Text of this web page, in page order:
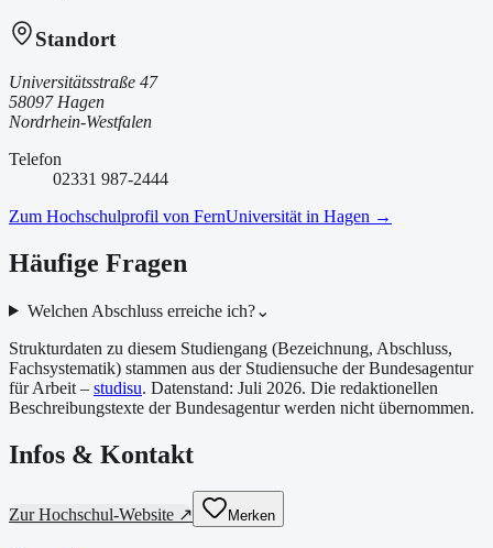
Standort
Universitätsstraße 47
58097 Hagen
Nordrhein-Westfalen
Telefon
02331 987-2444
Zum Hochschulprofil von FernUniversität in Hagen →
Häufige Fragen
Welchen Abschluss erreiche ich?⌄
Strukturdaten zu diesem Studiengang (Bezeichnung, Abschluss,
Fachsystematik) stammen aus der Studiensuche der Bundesagentur
für Arbeit – studisu. Datenstand: Juli 2026. Die redaktionellen
Beschreibungstexte der Bundesagentur werden nicht übernommen.
Infos & Kontakt
Zur Hochschul-Website ↗ Merken